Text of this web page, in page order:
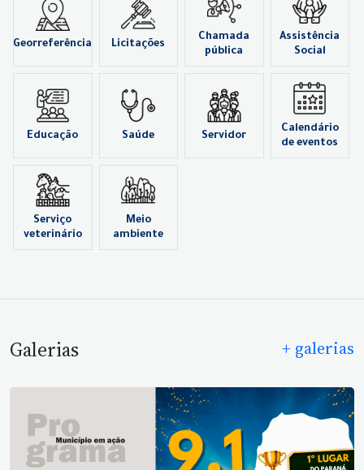
Georreferência Licitações
Chamada
pública
Assistência
Social
Educação Saúde Servidor
Calendário
de eventos
Serviço
veterinário
Meio
ambiente
Galerias + galerias